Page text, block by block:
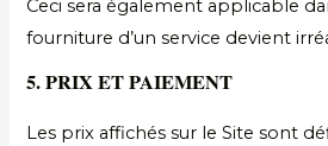
Ceci sera également applicable
fourniture d’un service devient
5. PRIX ET PAIEMENT
Les prix affichés sur le Site sont